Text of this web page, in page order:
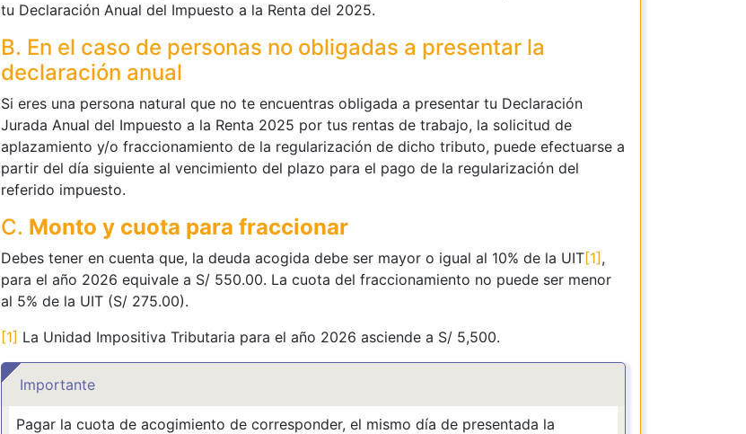
tu Declaración Anual del Impuesto a la Renta del 2025.
B. En el caso de personas no obligadas a presentar la
declaración anual
Si eres una persona natural que no te encuentras obligada a presentar tu Declaración
Jurada Anual del Impuesto a la Renta 2025 por tus rentas de trabajo, la solicitud de
aplazamiento y/o fraccionamiento de la regularización de dicho tributo, puede efectuarse a
partir del día siguiente al vencimiento del plazo para el pago de la regularización del
referido impuesto.
C. Monto y cuota para fraccionar
Debes tener en cuenta que, la deuda acogida debe ser mayor o igual al 10% de la UIT[1] ,
para el año 2026 equivale a S/ 550.00. La cuota del fraccionamiento no puede ser menor
al 5% de la UIT (S/ 275.00).
[1] La Unidad Impositiva Tributaria para el año 2026 asciende a S/ 5,500.
Importante
Pagar la cuota de acogimiento de corresponder, el mismo día de presentada la